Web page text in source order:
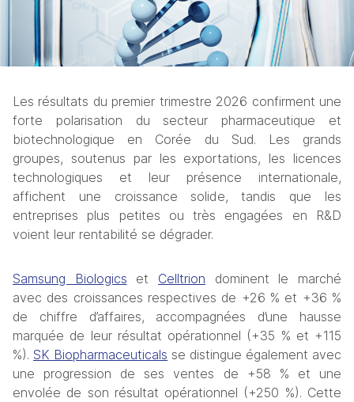
Les résultats du premier trimestre 2026 confirment une
forte polarisation du secteur pharmaceutique et
biotechnologique en Corée du Sud. Les grands
groupes, soutenus par les exportations, les licences
technologiques et leur présence internationale,
affichent une croissance solide, tandis que les
entreprises plus petites ou très engagées en R&D
voient leur rentabilité se dégrader.
Samsung Biologics et Celltrion dominent le marché
avec des croissances respectives de +26 % et +36 %
de chiffre d’affaires, accompagnées d’une hausse
marquée de leur résultat opérationnel (+35 % et +115
%). SK Biopharmaceuticals se distingue également avec
une progression de ses ventes de +58 % et une
envolée de son résultat opérationnel (+250 %). Cette